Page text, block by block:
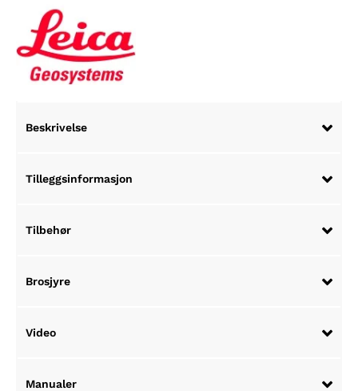
Beskrivelse
Tilleggsinformasjon
Tilbehør
Brosjyre
Video
Manualer